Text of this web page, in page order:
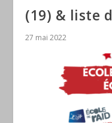
(19) & liste
27 mai 2022